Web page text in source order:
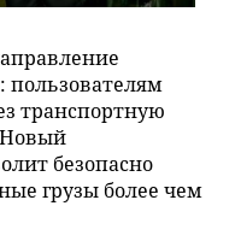
пользователям
транспортную
безопасно
грузы более чем